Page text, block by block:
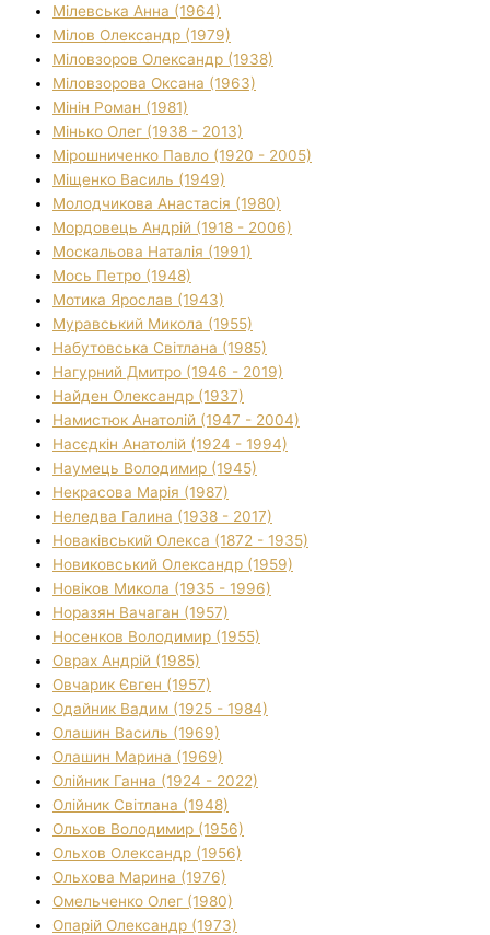
Мілевська Анна (1964)
Мілов Олександр (1979)
Міловзоров Олександр (1938)
Міловзорова Оксана (1963)
Мінін Роман (1981)
Мінько Олег (1938 - 2013)
Мірошниченко Павло (1920 - 2005)
Міщенко Василь (1949)
Молодчикова Анастасія (1980)
Мордовець Андрій (1918 - 2006)
Москальова Наталія (1991)
Мось Петро (1948)
Мотика Ярослав (1943)
Муравський Микола (1955)
Набутовська Світлана (1985)
Нагурний Дмитро (1946 - 2019)
Найден Олександр (1937)
Намистюк Анатолій (1947 - 2004)
Насєдкін Анатолій (1924 - 1994)
Наумець Володимир (1945)
Некрасова Марія (1987)
Неледва Галина (1938 - 2017)
Новаківський Олекса (1872 - 1935)
Новиковський Олександр (1959)
Новіков Микола (1935 - 1996)
Норазян Вачаган (1957)
Носенков Володимир (1955)
Оврах Андрій (1985)
Овчарик Євген (1957)
Одайник Вадим (1925 - 1984)
Олашин Василь (1969)
Олашин Марина (1969)
Олійник Ганна (1924 - 2022)
Олійник Світлана (1948)
Ольхов Володимир (1956)
Ольхов Олександр (1956)
Ольхова Марина (1976)
Омельченко Олег (1980)
Опарій Олександр (1973)